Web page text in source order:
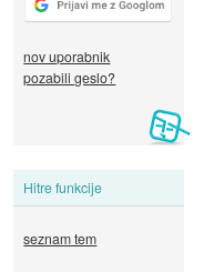
nov uporabnik
pozabili geslo?
Hitre funkcije
seznam tem